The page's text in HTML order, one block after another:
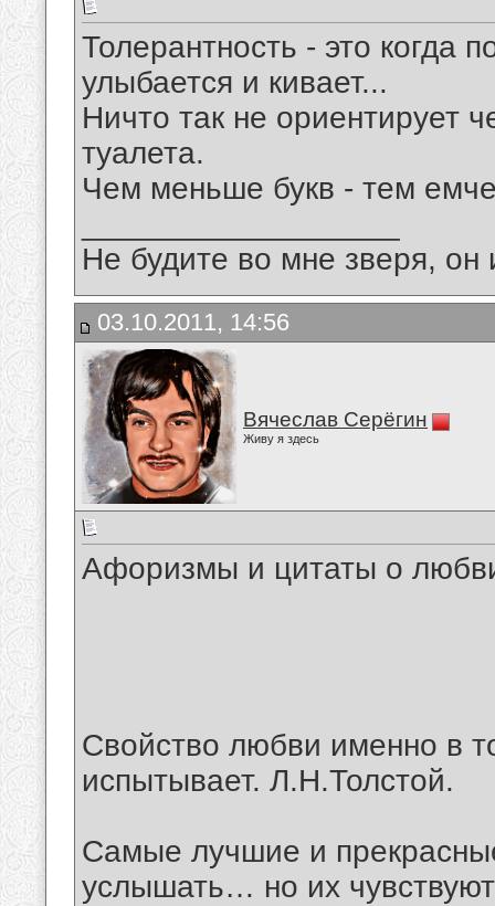
Толерантность - это когда
улыбается и кивает...
Ничто так не ориентирует
туалета.
Чем меньше букв - тем
Не будите во мне зверя, он
03.10.2011, 14:56
Вячеслав Серёгин
Живу я здесь
Афоризмы и цитаты о
Свойство любви именно в
испытывает. Л.Н.Толстой.
Самые лучшие и
услышать… но их